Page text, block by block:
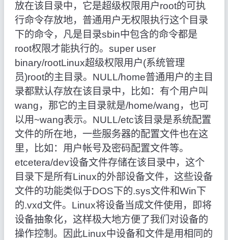
放在该目录中，它是超级权限用户root的可执
行命令存放地，普通用户无权限执行这个目录
下的命令，凡是目录sbin中包含的命令都是
root权限才能执行的。super user
binary/rootLinux超级权限用户(系统管理
员)root的主目录。NULL/home普通用户的主目
录都默认存放在该目录中，比如：有个用户叫
wang，那它的主目录就是/home/wang，也可
以用~wang表示。NULL/etc该目录是系统配置
文件的所在地，一些服务器的配置文件也在这
里，比如：用户帐号及密码配置文件等。
etcetera/dev设备文件存储在该目录中，这个
目录下是所有Linux的外部设备文件，这些设备
文件的功能类似于DOS下的.sys文件和Win下
的.vxd文件。Linux将设备当成文件使用，即将
设备抽象化，这样极大地方便了我们对设备的
操作控制。因此Linux中设备和文件是用相同的